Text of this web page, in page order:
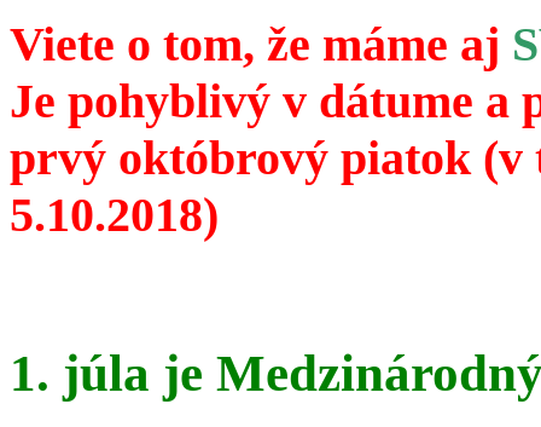
Viete o tom, že máme aj
Je pohyblivý v dátume a
prvý októbrový piatok
5.10.2018)
1. júla je